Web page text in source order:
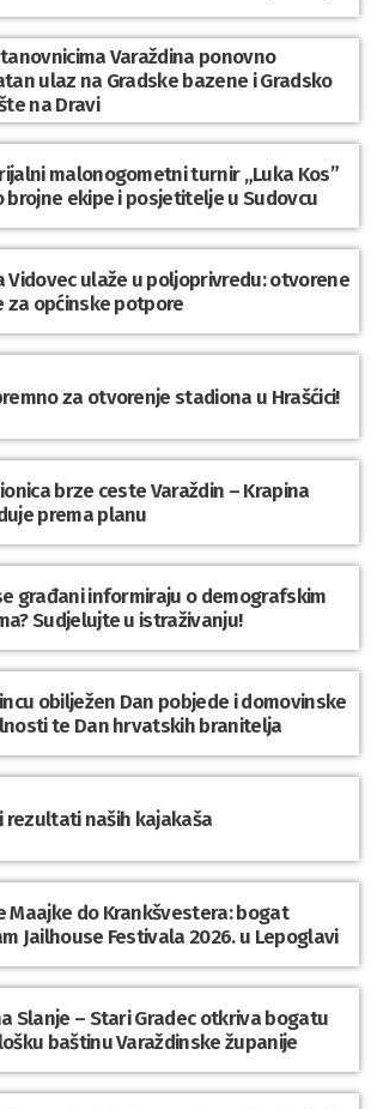
Varaždina ponovno
ulaz na Gradske bazene i Gradsko
na Dravi
malonogometni turnir „Luka Kos”
brojne ekipe i posjetitelje u Sudovcu
Vidovec ulaže u poljoprivredu: otvorene
za općinske potpore
za otvorenje stadiona u Hrašćici!
brze ceste Varaždin – Krapina
prema planu
građani informiraju o demografskim
Sudjelujte u istraživanju!
obilježen Dan pobjede i domovinske
te Dan hrvatskih branitelja
rezultati naših kajakaša
Maajke do Krankšvestera: bogat
Jailhouse Festivala 2026. u Lepoglavi
Slanje – Stari Gradec otkriva bogatu
baštinu Varaždinske županije